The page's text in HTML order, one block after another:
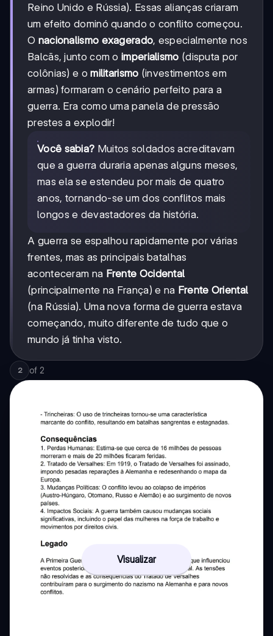
Reino Unido e Rússia). Essas alianças criaram
um efeito dominó quando o conflito começou.
O nacionalismo exagerado, especialmente nos
Balcãs, junto com oimperialismo (disputa por
colônias) e omilitarismo (investimentos em
armas) formaram o cenário perfeito para a
guerra. Era como uma panela de pressão
prestes a explodir!
Você sabia? Muitos soldados acreditavam
que a guerra duraria apenas alguns meses,
mas ela se estendeu por mais de quatro
anos, tornando-se um dos conflitos mais
longos e devastadores da história.
A guerra se espalhou rapidamente por várias
frentes, mas as principais batalhas
aconteceram na Frente Ocidental
(principalmente na França) e na Frente Oriental
(na Rússia). Uma nova forma de guerra estava
começando, muito diferente de tudo que o
mundo já tinha visto.
2 of 2
Visualizar